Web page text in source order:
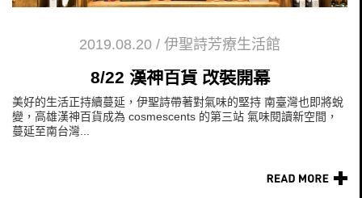
2019.08.20 / 伊聖詩芳療生活館
8/22 漢神百貨 改裝開幕
美好的生活正持續蔓延，伊聖詩帶著對氣味的堅持 南臺灣也即將蛻
變，高雄漢神百貨成為 cosmescents 的第三站 氣味閱讀新空間，
蔓延至南台灣...